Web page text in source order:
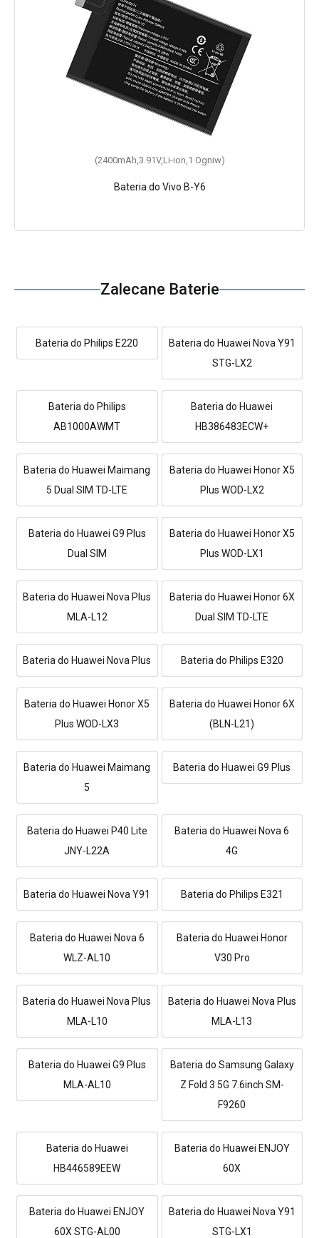
(2400mAh,3.91V,Li-ion,1 Ogniw)
Bateria do Vivo B-Y6
Zalecane Baterie
Bateria do Philips E220
Bateria do Huawei Nova Y91
STG-LX2
Bateria do Philips
AB1000AWMT
Bateria do Huawei
HB386483ECW+
Bateria do Huawei Maimang
5 Dual SIM TD-LTE
Bateria do Huawei Honor X5
Plus WOD-LX2
Bateria do Huawei G9 Plus
Dual SIM
Bateria do Huawei Honor X5
Plus WOD-LX1
Bateria do Huawei Nova Plus
MLA-L12
Bateria do Huawei Honor 6X
Dual SIM TD-LTE
Bateria do Huawei Nova Plus Bateria do Philips E320
Bateria do Huawei Honor X5
Plus WOD-LX3
Bateria do Huawei Honor 6X
(BLN-L21)
Bateria do Huawei Maimang
5
Bateria do Huawei G9 Plus
Bateria do Huawei P40 Lite
JNY-L22A
Bateria do Huawei Nova 6
4G
Bateria do Huawei Nova Y91 Bateria do Philips E321
Bateria do Huawei Nova 6
WLZ-AL10
Bateria do Huawei Honor
V30 Pro
Bateria do Huawei Nova Plus
MLA-L10
Bateria do Huawei Nova Plus
MLA-L13
Bateria do Huawei G9 Plus
MLA-AL10
Bateria do Samsung Galaxy
Z Fold 3 5G 7.6inch SM-
F9260
Bateria do Huawei
HB446589EEW
Bateria do Huawei ENJOY
60X
Bateria do Huawei ENJOY
60X STG-AL00
Bateria do Huawei Nova Y91
STG-LX1